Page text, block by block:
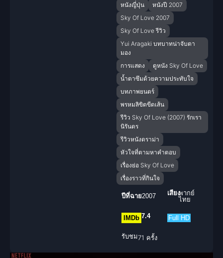
หนังญี่ปุ่น
หนังปี 2007
Sky Of Love 2007
Sky Of Love รีวิว
Yui Aragaki บทบาทน่าจับตา
มอง
การแสดง
ดูหนัง Sky Of Love
น้ำตาซึมด้วยความประทับใจ
บทภาพยนตร์
พรหมลิขิตขีดเส้น
รีวิว Sky Of Love (2007) รักเรา
นิรันดร
รีวิวหนังดราม่า
หัวใจที่ตามหาคำตอบ
เรื่องย่อ Sky Of Love
เรื่องราวที่กินใจ
ปีที่ฉาย2007 เสียงพากย์
ไทย
IMDb 7.4 Full HD
รับชม71 ครั้ง